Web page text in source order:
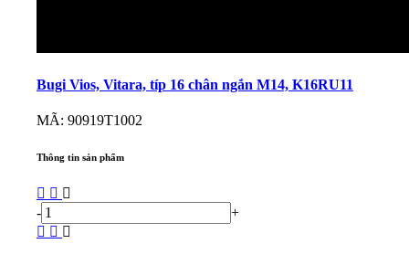
Bugi Vios, Vitara, típ 16 chân ngắn M14, K16RU11
MÃ: 90919T1002
Thông tin sản phẩm
- +